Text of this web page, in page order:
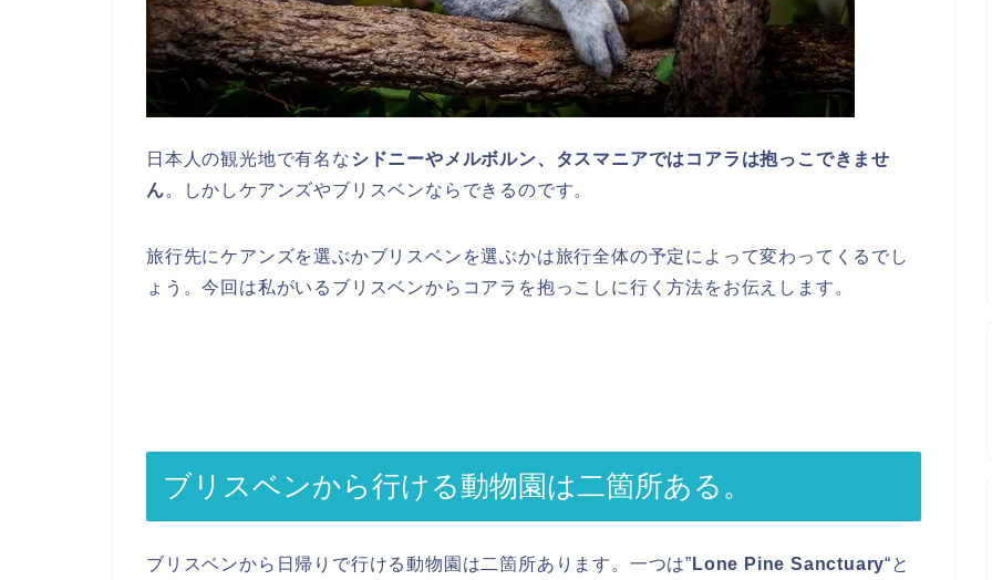
日本人の観光地で有名なシドニーやメルボルン、タスマニアではコアラは抱っこできませ
ん。しかしケアンズやブリスベンならできるのです。
旅行先にケアンズを選ぶかブリスベンを選ぶかは旅行全体の予定によって変わってくるでし
ょう。今回は私がいるブリスベンからコアラを抱っこしに行く方法をお伝えします。
ブリスベンから行ける動物園は二箇所ある。
ブリスベンから日帰りで行ける動物園は二箇所あります。一つは” Lone Pine Sanctuary“と